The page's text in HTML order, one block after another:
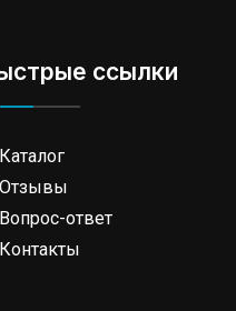
ссылки
Каталог
Отзывы
Вопрос-ответ
Контакты